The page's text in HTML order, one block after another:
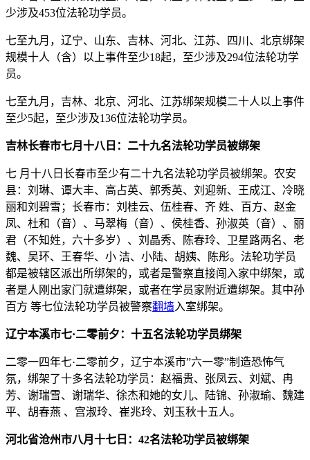
少涉及453位法轮功学员。
七至九月，辽宁、山东、吉林、河北、江苏、四川、北京绑架
规模十人（含）以上事件至少18起，至少涉及294位法轮功学
员。
七至九月，吉林、北京、河北、江苏绑架规模二十人以上事件
至少5起，至少涉及136位法轮功学员。
吉林长春市七月十八日：二十九名法轮功学员被绑架
七 月十八日长春市至少有二十九名法轮功学员被绑架。农安
县：刘琳、谭大丰、高占英、郭秀英、刘迎新、王成江、冷晓
丽和刘碧雪；长春市：刘桂云、伍桂春、齐 姓、百方、赵金
凤、杜和（音）、马翠梅（音）、侯桂香、孙淑英（音）、丽
君（不知姓，六十多岁）、刘晶秀、陈春玲、卫星路两名、老
魏、吴环、王春华、小 洁、小陆、胡姨、陈彤。法轮功学员
都是被辖区派出所绑架的，或者是警察直接闯入家中绑架，或
者是人刚出家门就遭绑架，或者在学员家附近遭绑架。其中孙
百方 等七位法轮功学员被警察翻墙入室绑架。
辽宁本溪市七·二零前夕：十五名法轮功学员绑架
二零一四年七·二零前夕，辽宁本溪市”六一零”制造恐怖气
氛，绑架了十多名法轮功学员：赵福贵、张凤云、刘斌、冉
芳、谢瑞雪、谢瑞华、徐杰和她的女儿、陆锦、孙淑瑜、魏建
平、胡春燕 、宫淑玲、崔兆玲、刘玉秋十五人。
河北省沧州市八月十七日：42名法轮功学员被绑架